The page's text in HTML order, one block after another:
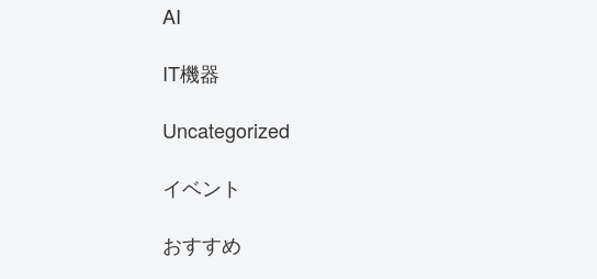
AI
IT機器
Uncategorized
イベント
おすすめ